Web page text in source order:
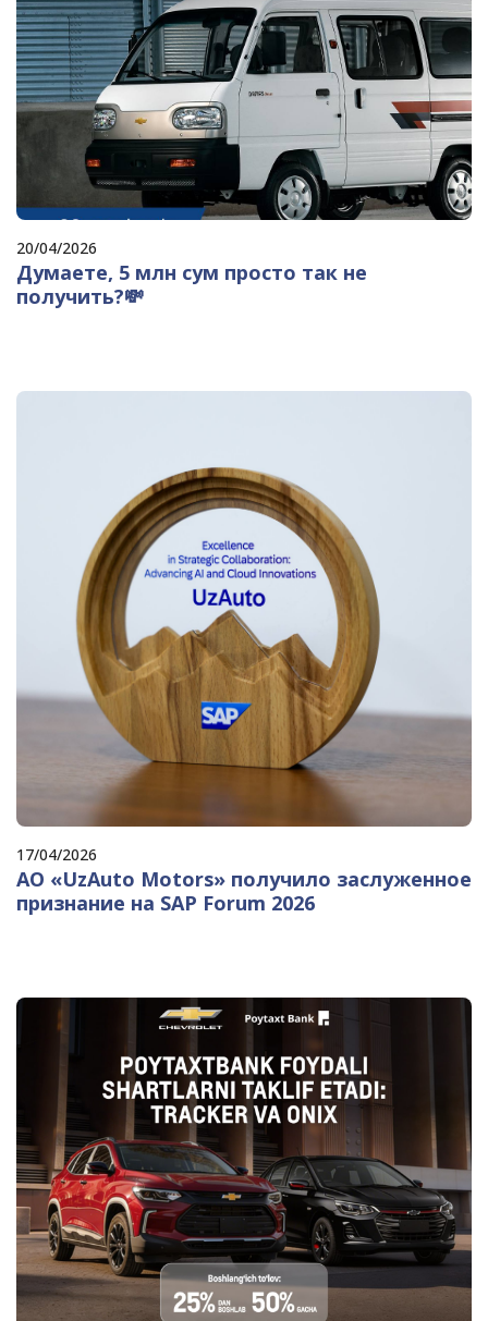
20/04/2026
Думаете, 5 млн сум просто так не
получить?💸
17/04/2026
АО «UzAuto Motors» получило заслуженное
признание на SAP Forum 2026